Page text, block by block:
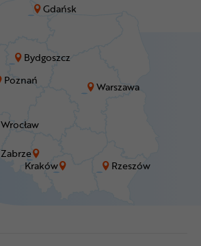
Bydgoszcz
Gdańsk
Kraków
Poznań
Rzeszów
Warszawa
Wrocław
Zabrze